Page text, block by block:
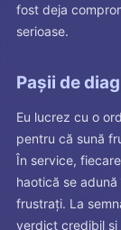
fost deja
serioase.
Pașii de
Eu lucrez cu o
pentru că sună
În service,
haotică se
frustrați. La
verdict credibil și